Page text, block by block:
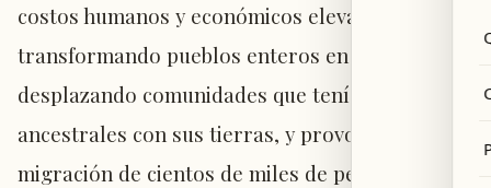
costos humanos y económicos elevados,
transformando pueblos enteros en escombros,
desplazando comunidades que tenían vínculos
ancestrales con sus tierras, y provocando la
migración de cientos de miles de personas.